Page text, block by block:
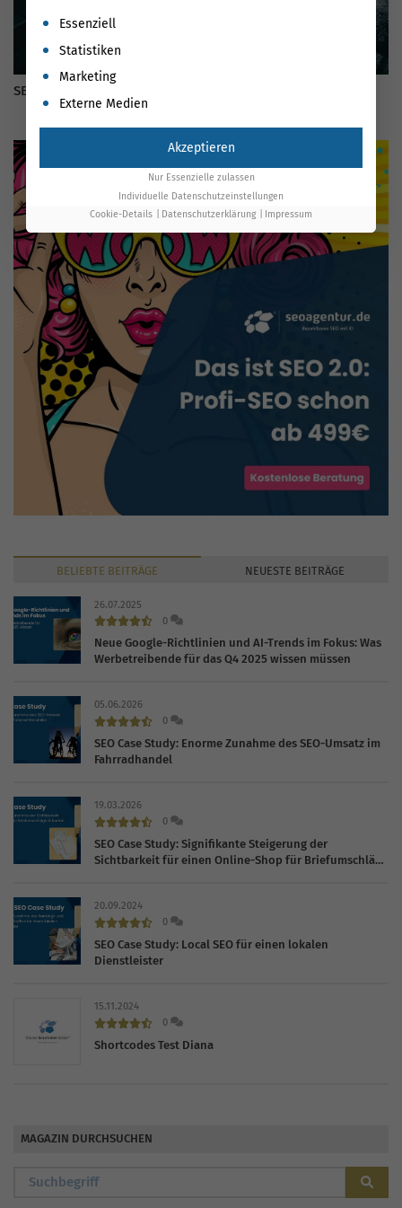
SEO Tipps für Fitnessstudios in 2026 🏋️
BELIEBTE BEITRÄGE NEUESTE BEITRÄGE
26.07.2025
0
Neue Google-Richtlinien und AI-Trends im Fokus: Was
Werbetreibende für das Q4 2025 wissen müssen
05.06.2026
0
SEO Case Study: Enorme Zunahme des SEO-Umsatz im
Fahrradhandel
19.03.2026
0
SEO Case Study: Signifikante Steigerung der
Sichtbarkeit für einen Online-Shop für Briefumschläge
20.09.2024
0
SEO Case Study: Local SEO für einen lokalen
Dienstleister
15.11.2024
0
Shortcodes Test Diana
MAGAZIN DURCHSUCHEN
Es folgt eine Liste der Service-Gruppen, für die eine
Essenziell
Statistiken
Marketing
Externe Medien
Akzeptieren
Nur Essenzielle zulassen
Individuelle Datenschutzeinstellungen
Cookie-Details
Datenschutzerklärung Impressum